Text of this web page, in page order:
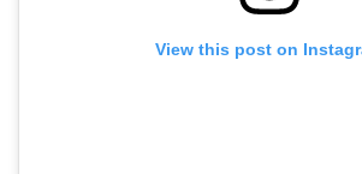
View this post on